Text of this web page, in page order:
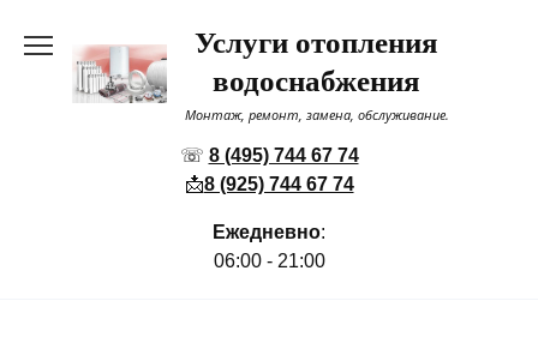
содержанию
Услуги отопления
водоснабжения
Монтаж, ремонт, замена, обслуживание.
☏ 8 (495) 744 67 74
📩8 (925) 744 67 74
Ежедневно:
06:00 - 21:00